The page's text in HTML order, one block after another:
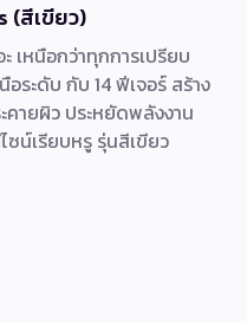
(สีเขียว)
หนือกว่าทุกการเปรียบ
ระดับ กับ 14 ฟีเจอร์ สร้าง
คายผิว ประหยัดพลังงาน
น์เรียบหรู รุ่นสีเขียว